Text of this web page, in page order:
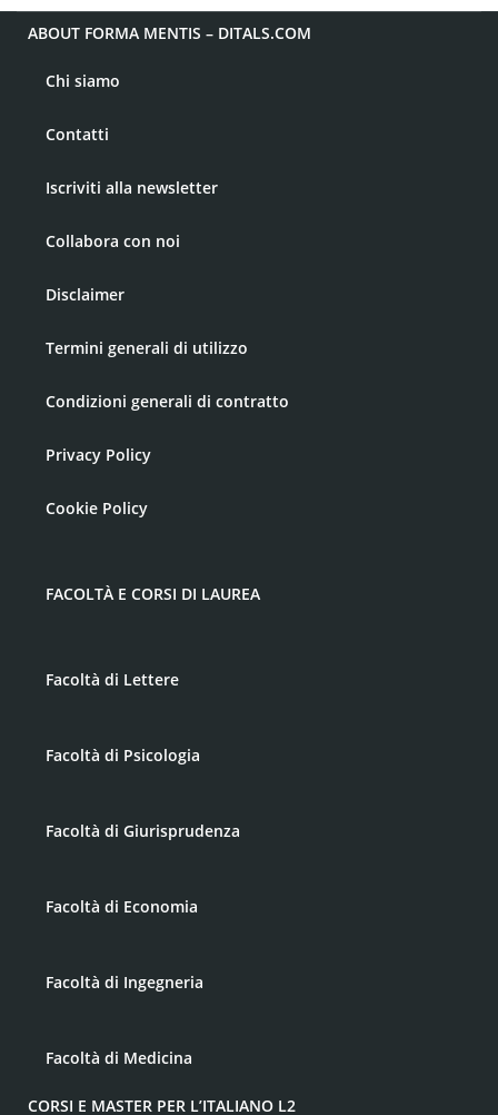
ABOUT FORMA MENTIS – DITALS.COM
Chi siamo
Contatti
Iscriviti alla newsletter
Collabora con noi
Disclaimer
Termini generali di utilizzo
Condizioni generali di contratto
Privacy Policy
Cookie Policy
FACOLTÀ E CORSI DI LAUREA
Facoltà di Lettere
Facoltà di Psicologia
Facoltà di Giurisprudenza
Facoltà di Economia
Facoltà di Ingegneria
Facoltà di Medicina
CORSI E MASTER PER L’ITALIANO L2